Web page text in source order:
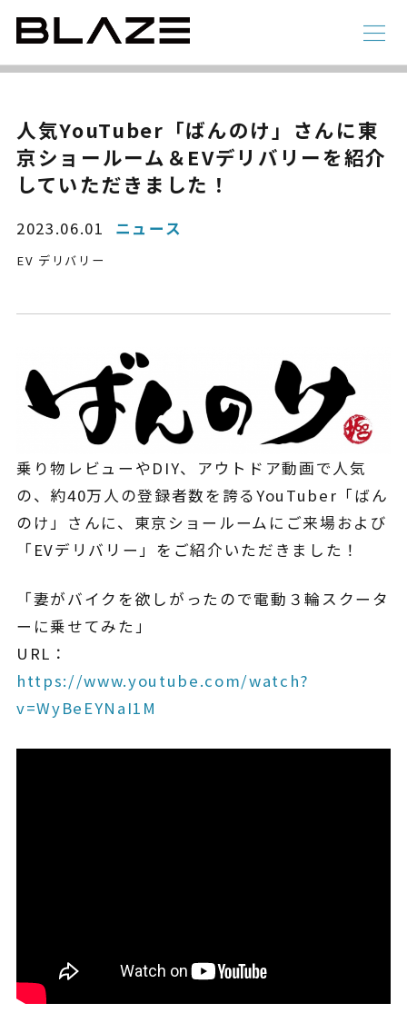
電動アシスト自転車
STYLE e-BIKE
電動アシスト自転車
¥225,454（税込¥248,000）
詳細を見る
近くの店舗を見る
4 輪
NEWS
人気YouTuber「ばんのけ」さんに東
京ショールーム＆EVデリバリーを紹介
していただきました！
2023.06.01 ニュース
EV デリバリー
乗り物レビューやDIY、アウトドア動画で人気
の、約40万人の登録者数を誇るYouTuber「ばん
のけ」さんに、東京ショールームにご来場および
「EVデリバリー」をご紹介いただきました！
「妻がバイクを欲しがったので電動３輪スクータ
ーに乗せてみた」
URL：
https://www.youtube.com/watch?
v=WyBeEYNaI1M